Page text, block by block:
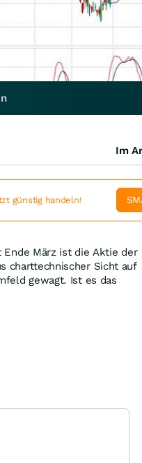
März ist die Aktie der
charttechnischer Sicht auf
gewagt. Ist es das
Im
günstig handeln!